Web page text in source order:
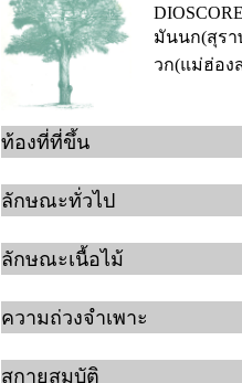
มันนก(สุรา
วก(แม่ฮ่อง
ท้องที่ที่ขึ้น
ลักษณะทั่วไป
ลักษณะเนื้อไม้
ความถ่วงจำเพาะ
สกายสมบัติ